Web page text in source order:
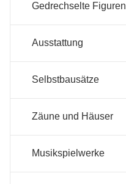
Gedrechselte Figuren
Ausstattung
Selbstbausätze
Zäune und Häuser
Musikspielwerke